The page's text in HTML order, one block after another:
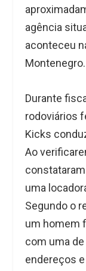
agência
aconteceu
Montenegro.
Durante
rodoviários
Kicks
Ao
uma
Segundo o
um homem
com uma
endereços